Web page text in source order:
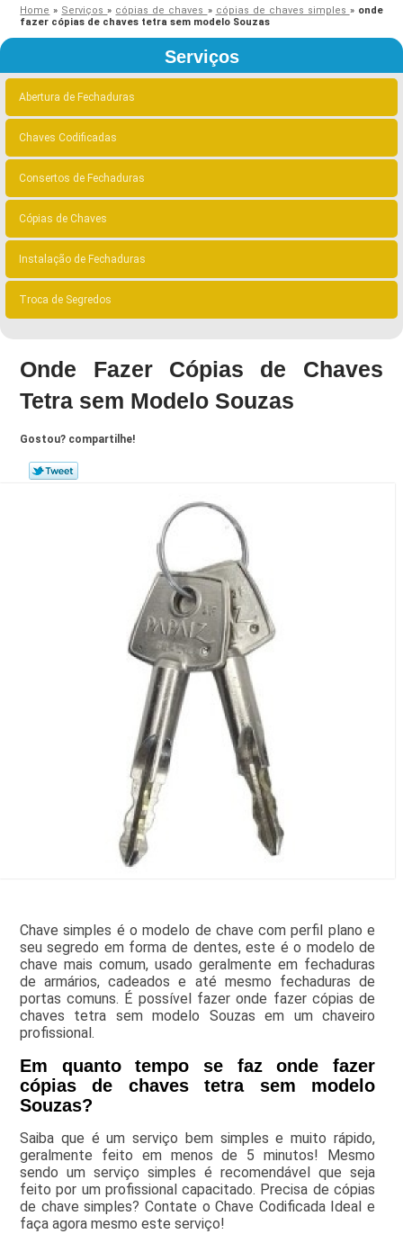
Home » Serviços» cópias de chaves » cópias de chaves simples » onde
fazer cópias de chaves tetra sem modelo Souzas
Serviços
Abertura de Fechaduras
Chaves Codificadas
Consertos de Fechaduras
Cópias de Chaves
Instalação de Fechaduras
Troca de Segredos
Onde Fazer Cópias de Chaves
Tetra sem Modelo Souzas
Gostou? compartilhe!
Chave simples é o modelo de chave com perfil plano e
seu segredo em forma de dentes, este é o modelo de
chave mais comum, usado geralmente em fechaduras
de armários, cadeados e até mesmo fechaduras de
portas comuns. É possível fazer onde fazer cópias de
chaves tetra sem modelo Souzas em um chaveiro
profissional.
Em quanto tempo se faz onde fazer
cópias de chaves tetra sem modelo
Souzas?
Saiba que é um serviço bem simples e muito rápido,
geralmente feito em menos de 5 minutos! Mesmo
sendo um serviço simples é recomendável que seja
feito por um profissional capacitado. Precisa de cópias
de chave simples? Contate o Chave Codificada Ideal e
faça agora mesmo este serviço!